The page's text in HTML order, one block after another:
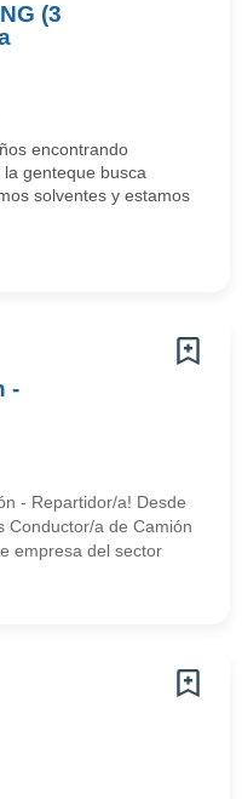
(3
encontrando
genteque busca
solventes y estamos
-
- Repartidor/a! Desde
Conductor/a de Camión
empresa del sector